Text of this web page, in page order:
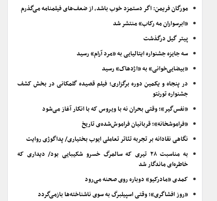
مورگان فریمن: اگر دستمزد خوب باشد، از ضعف‌های فیلمنامه می‌گذرم
«ابرسواران مه رکاب» منتشر شد
پیتر گیل درگذشت
سه جایزه جشنواره ایتالیایی به «مرد آرام» رسید
«بیضایی‌خوانی» به «اژدهاک» رسید
در پنجاه و یکمین دوره برگزاری؛ فیلم قصیده گلمکانی در بخش کشف
جشنواره تورنتو
«نفس‌گیر»؛ وقتی بحران نه با ویروس که با انکار آغاز می‌شود
«فراموشخانه»؛ قربانیان فراموش‌شده‌ی تاریخ
نگاهی نقادانه بر تجربه تئاتر تعاملی ایوب بختیاری/ پداگوژی روایت
به مناسبت ۲۸ تیری که سالمرگ خسرو شکیبایی بود/ دیداری که
خاطره‌ای ماندگار شد
کمدی «مادرکیو» دوباره روی صحنه می‌رود
«روز افشاگری»؛ وقتی اسپیلبرگ به سوی ناشناخته‌ها بازمی‌گردد